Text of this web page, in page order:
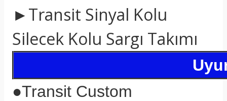
►Transit Sinyal Kolu
Silecek Kolu Sargı Takımı
●Transit Custom